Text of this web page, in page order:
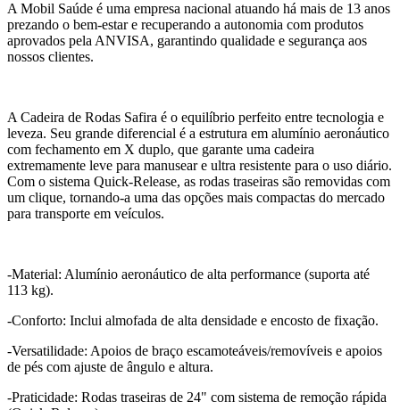
A Mobil Saúde é uma empresa nacional atuando há mais de 13 anos
prezando o bem-estar e recuperando a autonomia com produtos
aprovados pela ANVISA, garantindo qualidade e segurança aos
nossos clientes.
A Cadeira de Rodas Safira é o equilíbrio perfeito entre tecnologia e
leveza. Seu grande diferencial é a estrutura em alumínio aeronáutico
com fechamento em X duplo, que garante uma cadeira
extremamente leve para manusear e ultra resistente para o uso diário.
Com o sistema Quick-Release, as rodas traseiras são removidas com
um clique, tornando-a uma das opções mais compactas do mercado
para transporte em veículos.
-Material: Alumínio aeronáutico de alta performance (suporta até
113 kg).
-Conforto: Inclui almofada de alta densidade e encosto de fixação.
-Versatilidade: Apoios de braço escamoteáveis/removíveis e apoios
de pés com ajuste de ângulo e altura.
-Praticidade: Rodas traseiras de 24" com sistema de remoção rápida